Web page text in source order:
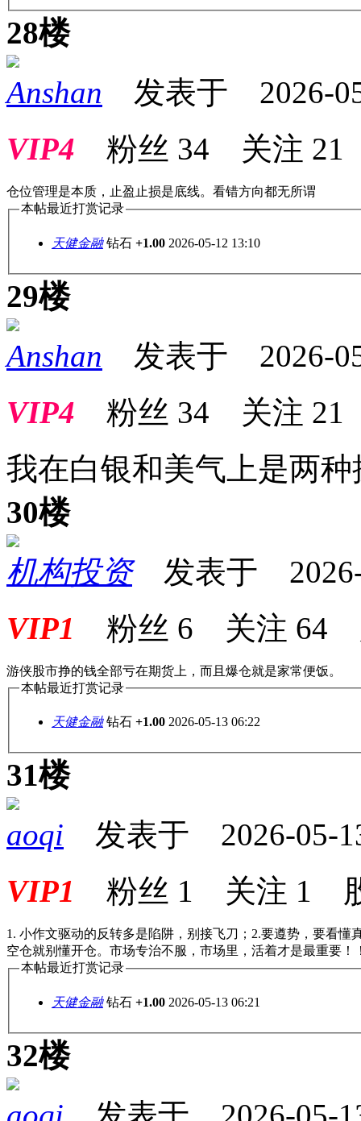
28楼
Anshan 发表于 2026-
VIP4 粉丝 34 关注 21
仓位管理是本质，止盈止损是底线。看错方向都无所谓
本帖最近打赏记录
天健金融 钻石 +1.00 2026-05-12 13:10
29楼
Anshan 发表于 2026-
VIP4 粉丝 34 关注 21
我在白银和美气上是两
30楼
机构投资发表于 2026-
VIP1 粉丝 6 关注 64
游侠股市挣的钱全部亏在期货上，而且爆仓就是家常便饭。
本帖最近打赏记录
天健金融 钻石 +1.00 2026-05-13 06:22
31楼
aoqi 发表于 2026-05-
VIP1 粉丝 1 关注 1
1. 小作文驱动的反转多是陷阱，别接飞刀；2.要遵势，要看
空仓就别懂开仓。市场专治不服，市场里，活着才是最重要！
本帖最近打赏记录
天健金融 钻石 +1.00 2026-05-13 06:21
32楼